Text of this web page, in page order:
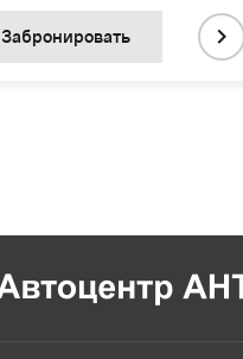
Забронировать